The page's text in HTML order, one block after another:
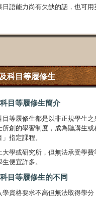
日語能力尚有欠缺的話，也可用
科目等履修生
目等履修生簡介
目等履修生都是以非正規學生
所創的學習制度，成為聽講生
指定課程。
大學或研究所，但無法承受學
便宜許多。
目等履修生的不同
學資格要求不高但無法取得學